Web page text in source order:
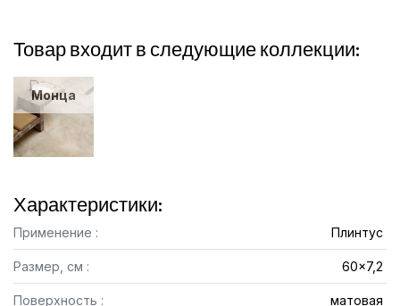
Товар входит в следующие коллекции:
Монца
Характеристики:
Применение : Плинтус
Размер, см : 60x7,2
Поверхность : матовая